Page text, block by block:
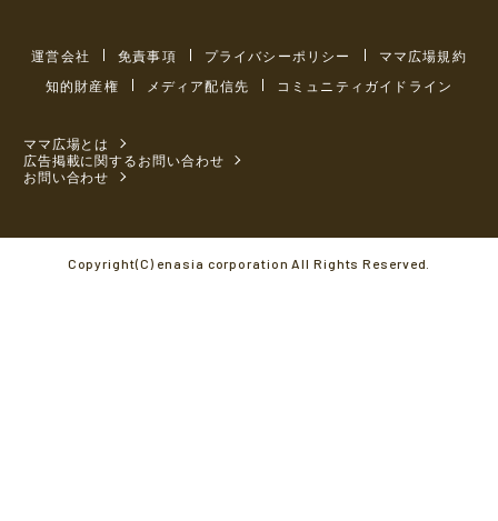
運営会社 免責事項 プライバシーポリシー
ママ広場規約
知的財産権
メディア配信先 コミュニティガイドライン
ママ広場とは
広告掲載に関するお問い合わせ
お問い合わせ
Copyright(C) enasia corporation All Rights Reserved.